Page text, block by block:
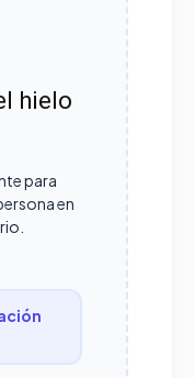
hielo
para
en